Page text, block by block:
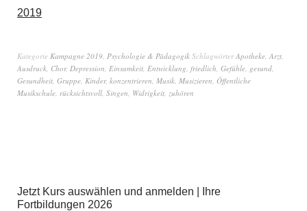
2019
Kategorie Kampagne 2019, Psychologie & Pädagogik SchlagwörterApotheke, Arzt,
Ausdruck, Chor, Depression, Einsamkeit, Entwicklung, friedlich, Gefühle, gesund,
Gesundheit, Gruppe, Kinder, konzentrieren, Musik, Musizieren, Öffentliche
Musikschule, rücksichtsvoll, Singen, Widrigkeit, zuhören
Jetzt Kurs auswählen und anmelden | Ihre
Fortbildungen 2026